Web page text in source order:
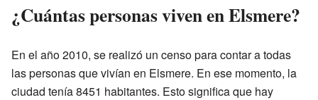
¿Cuántas personas viven en Elsmere?
En el año 2010, se realizó un censo para contar a todas
las personas que vivían en Elsmere. En ese momento, la
ciudad tenía 8451 habitantes. Esto significa que hay